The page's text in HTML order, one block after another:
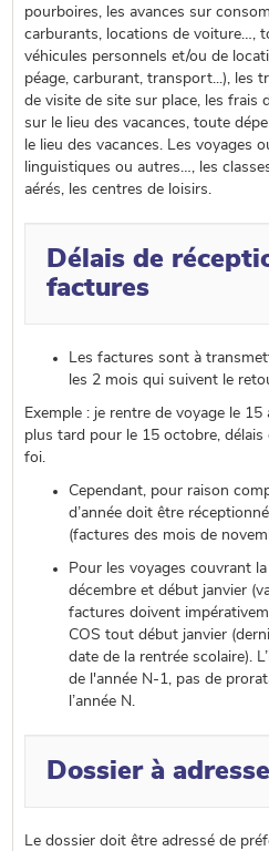
pourboires, les avances sur
carburants, locations de voiture…,
véhicules personnels et/ou de
péage, carburant, transport...), les
de visite de site sur place, les frais
sur le lieu des vacances, toute
le lieu des vacances. Les voyages
linguistiques ou autres…, les
aérés, les centres de loisirs.
Délais de
factures
Les factures sont à
les 2 mois qui suivent le
Exemple : je rentre de voyage le 15
plus tard pour le 15 octobre,
foi.
Cependant, pour raison
d’année doit être
(factures des mois de
Pour les voyages couvrant
décembre et début janvier
factures doivent
COS tout début janvier
date de la rentrée scolaire).
de l'année N-1, pas de
l’année N.
Dossier à
Le dossier doit être adressé de